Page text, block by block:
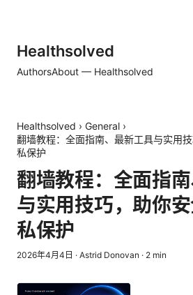
Healthsolved
AuthorsAbout — Healthsolved
Healthsolved › General ›
翻墙教程：全面指南、最新工具与实用
私保护
翻墙教程：全面指
与实用技巧，助你
私保护
2026年4月4日 · Astrid Donovan · 2 min